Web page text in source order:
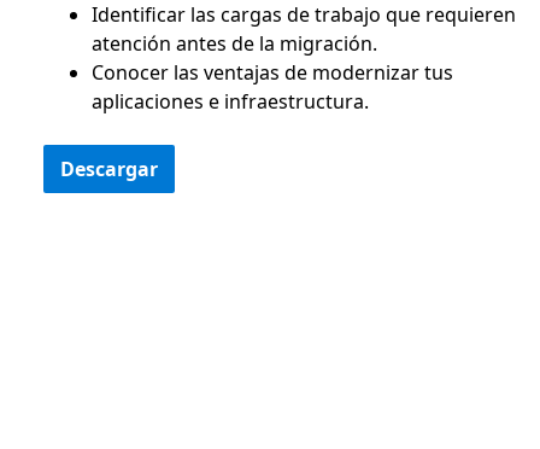
Identificar las cargas de trabajo que requieren
atención antes de la migración.
Conocer las ventajas de modernizar tus
aplicaciones e infraestructura.
Descargar